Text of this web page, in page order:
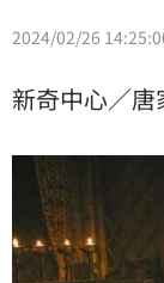
2024/02/26
新奇中心／唐